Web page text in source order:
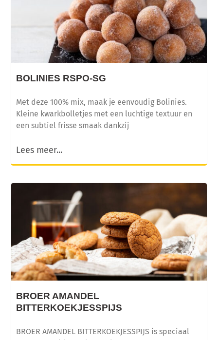
BOLINIES RSPO-SG
Met deze 100% mix, maak je eenvoudig Bolinies.
Kleine kwarkbolletjes met een luchtige textuur en
een subtiel frisse smaak dankzij
Lees meer...
BROER AMANDEL
BITTERKOEKJESSPIJS
BROER AMANDEL BITTERKOEKJESSPIJS is speciaal